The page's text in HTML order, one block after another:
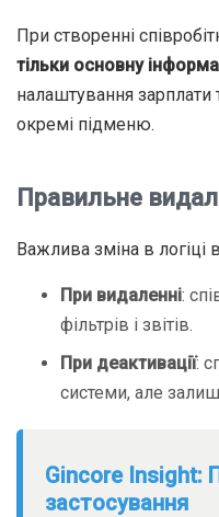
При створенні
тільки основну
налаштування зарплати
окремі підменю.
Правильне
Важлива зміна в логіці
При видаленні:
фільтрів і звітів.
При деактивації:
системи, але
Gincore Insight:
застосування